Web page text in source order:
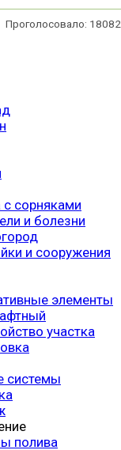
Проголосовало: 18082
с сорняками
и болезни
и сооружения
элементы
участка
системы
полива